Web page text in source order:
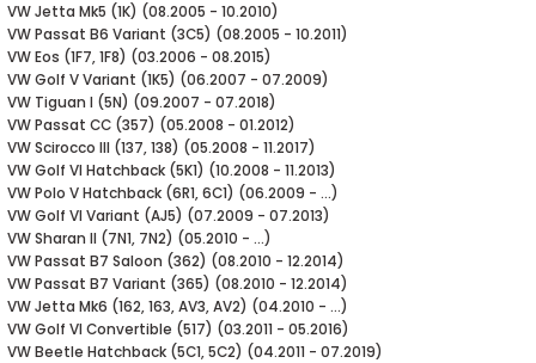
2020
VW Jetta Mk5 (1K) (08.2005 - 10.2010)
VW Passat B6 Variant (3C5) (08.2005 - 10.2011)
VW Eos (1F7, 1F8) (03.2006 - 08.2015)
VW Golf V Variant (1K5) (06.2007 - 07.2009)
VW Tiguan I (5N) (09.2007 - 07.2018)
VW Passat CC (357) (05.2008 - 01.2012)
VW Scirocco III (137, 138) (05.2008 - 11.2017)
VW Golf VI Hatchback (5K1) (10.2008 - 11.2013)
VW Polo V Hatchback (6R1, 6C1) (06.2009 - ...)
VW Golf VI Variant (AJ5) (07.2009 - 07.2013)
VW Sharan II (7N1, 7N2) (05.2010 - ...)
VW Passat B7 Saloon (362) (08.2010 - 12.2014)
VW Passat B7 Variant (365) (08.2010 - 12.2014)
VW Jetta Mk6 (162, 163, AV3, AV2) (04.2010 - ...)
VW Golf VI Convertible (517) (03.2011 - 05.2016)
VW Beetle Hatchback (5C1, 5C2) (04.2011 - 07.2019)